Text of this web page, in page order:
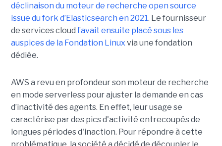
déclinaison du moteur de recherche open source
issue du fork d’Elasticsearch en 2021. Le fournisseur
de services cloud l’avait ensuite placé sous les
auspices de la Fondation Linux via une fondation
dédiée.
AWS a revu en profondeur son moteur de recherche
en mode serverless pour ajuster la demande en cas
d’inactivité des agents. En effet, leur usage se
caractérise par des pics d'activité entrecoupés de
longues périodes d'inaction. Pour répondre à cette